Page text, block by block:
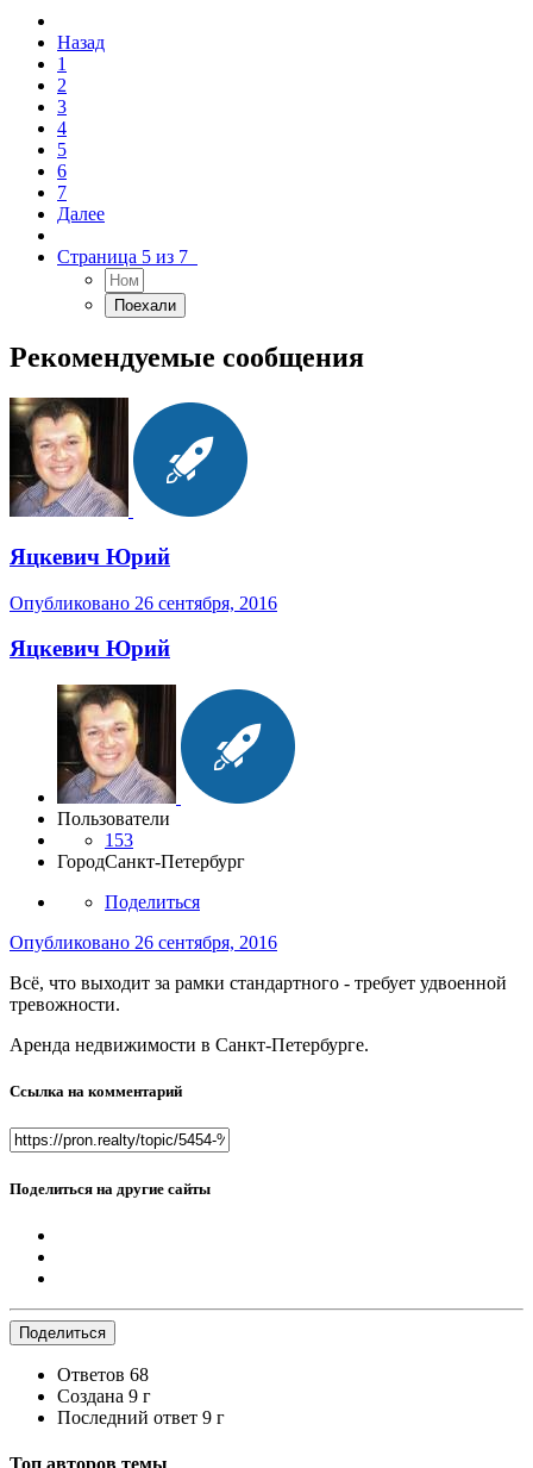
Назад
1
2
3
4
5
6
7
Далее
Страница 5 из 7
Рекомендуемые сообщения
Яцкевич Юрий
Опубликовано 26 сентября, 2016
Яцкевич Юрий
Пользователи
153
ГородСанкт-Петербург
Поделиться
Опубликовано 26 сентября, 2016
Всё, что выходит за рамки стандартного - требует удвоенной
тревожности.
Аренда недвижимости в Санкт-Петербурге.
Ссылка на комментарий
Поделиться на другие сайты
Поделиться
Ответов 68
Создана 9 г
Последний ответ 9 г
Топ авторов темы